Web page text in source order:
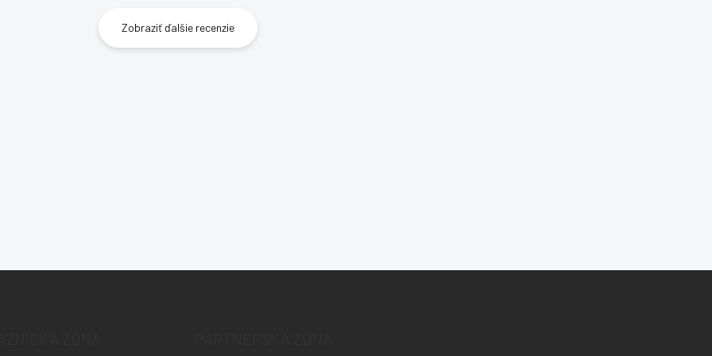
Zobraziť ďalšie recenzie